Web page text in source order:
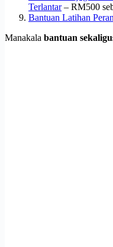
Terlantar– RM500
Bantuan Latihan
Manakala bantuan